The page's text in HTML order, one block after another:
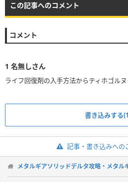
この記事へのコメント
コメント
1 名無しさん
ライフ回復剤の入手方法からティホゴルヌ
書き込みする
記事・書き込みへの
メタルギアソリッドデルタ攻略・メタル